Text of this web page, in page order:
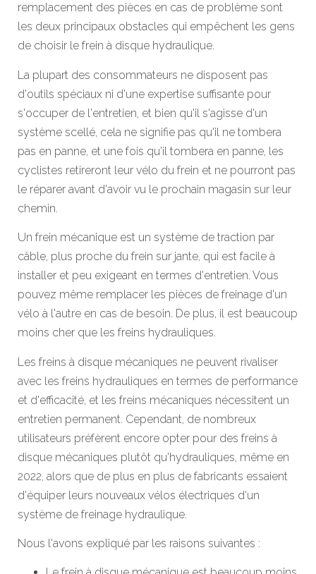
remplacement des pièces en cas de problème sont
les deux principaux obstacles qui empêchent les gens
de choisir le frein à disque hydraulique.
La plupart des consommateurs ne disposent pas
d'outils spéciaux ni d'une expertise suffisante pour
s'occuper de l'entretien, et bien qu'il s'agisse d'un
système scellé, cela ne signifie pas qu'il ne tombera
pas en panne, et une fois qu'il tombera en panne, les
cyclistes retireront leur vélo du frein et ne pourront pas
le réparer avant d'avoir vu le prochain magasin sur leur
chemin.
Un frein mécanique est un système de traction par
câble, plus proche du frein sur jante, qui est facile à
installer et peu exigeant en termes d'entretien. Vous
pouvez même remplacer les pièces de freinage d'un
vélo à l'autre en cas de besoin. De plus, il est beaucoup
moins cher que les freins hydrauliques.
Les freins à disque mécaniques ne peuvent rivaliser
avec les freins hydrauliques en termes de performance
et d'efficacité, et les freins mécaniques nécessitent un
entretien permanent. Cependant, de nombreux
utilisateurs préfèrent encore opter pour des freins à
disque mécaniques plutôt qu'hydrauliques, même en
2022, alors que de plus en plus de fabricants essaient
d'équiper leurs nouveaux vélos électriques d'un
système de freinage hydraulique.
Nous l'avons expliqué par les raisons suivantes :